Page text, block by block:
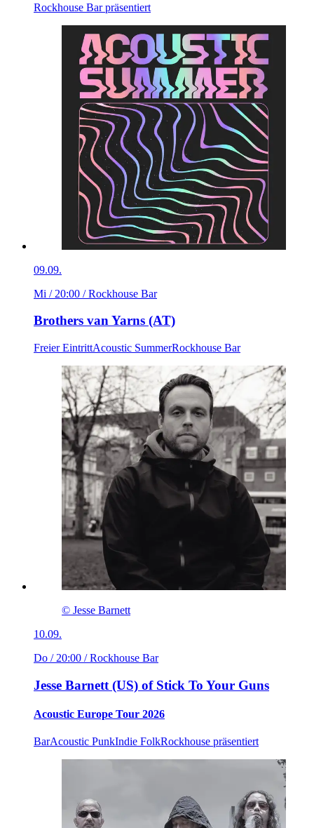
Rockhouse Bar präsentiert
09.09.
Mi / 20:00 / Rockhouse Bar
Brothers van Yarns (AT)
Freier EintrittAcoustic SummerRockhouse Bar
© Jesse Barnett
10.09.
Do / 20:00 / Rockhouse Bar
Jesse Barnett (US) of Stick To Your Guns
Acoustic Europe Tour 2026
BarAcoustic PunkIndie FolkRockhouse präsentiert